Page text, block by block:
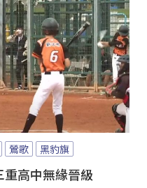
鶯歌 黑豹旗
高中無緣晉級